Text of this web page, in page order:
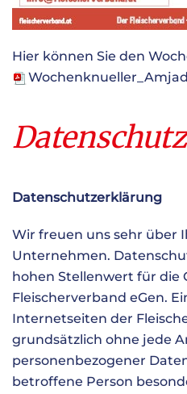
Hier können Sie den
Datenschutz
Datenschutzerklärung
Wir freuen uns sehr über
Unternehmen.
hohen Stellenwert für die
Fleischerverband eGen.
Internetseiten der
grundsätzlich ohne jede
personenbezogener
betroffene Person